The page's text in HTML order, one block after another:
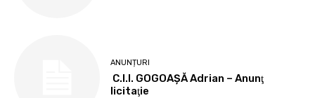
ANUNȚURI
C.I.I. GOGOAŞĂ Adrian – Anunţ
licitaţie